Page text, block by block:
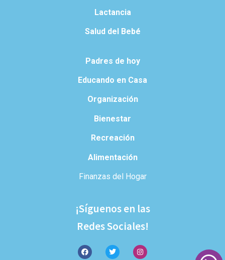
Lactancia
Salud del Bebé
Padres de hoy
Educando en Casa
Organización
Bienestar
Recreación
Alimentación
Finanzas del Hogar
¡Síguenos en las
Redes Sociales!